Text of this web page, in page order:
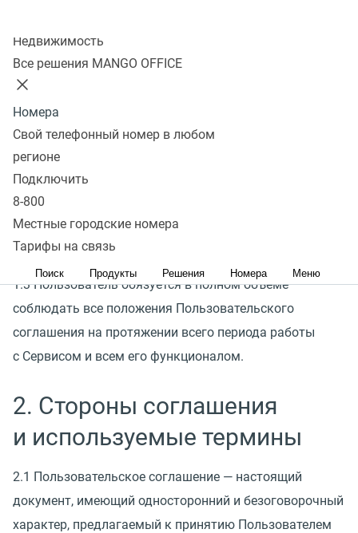
Недвижимость
Все решения MANGO OFFICE
Номера
Свой телефонный номер в любом
регионе
Подключить
8-800
Местные городские номера
Тарифы на связь
Поиск Продукты Решения Номера Меню
1.1 Ознакомление с настоящим Пользовательским
соглашением является обязательным условием
предоставления услуг Сервиса.
1.2 Путем непосредственного использования услуг
Сервиса Пользователь подтверждает, что
он внимательно ознакомился и в полном объеме
принял все положения настоящего Пользовательского
соглашения.
1.3 Пользователь обязуется в полном объеме
соблюдать все положения Пользовательского
соглашения на протяжении всего периода работы
с Сервисом и всем его функционалом.
2. Стороны соглашения
и используемые термины
2.1 Пользовательское соглашение — настоящий
документ, имеющий односторонний и безоговорочный
характер, предлагаемый к принятию Пользователем